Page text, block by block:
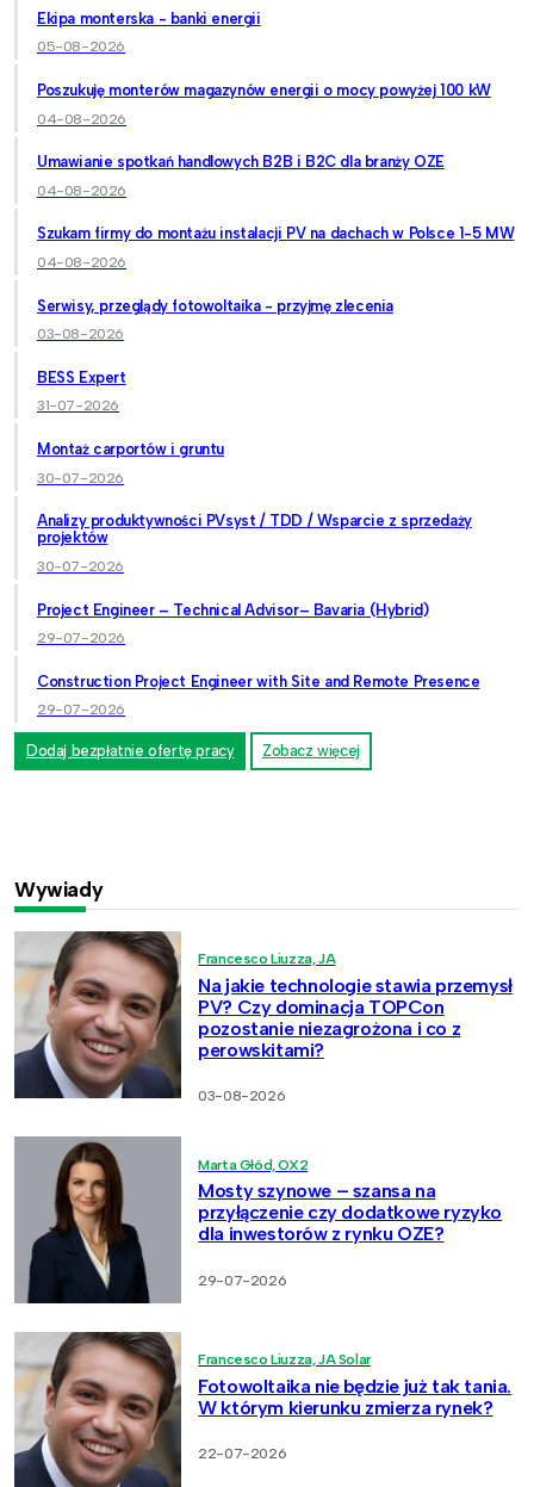
Ekipa monterska - banki energii
05-08-2026
Poszukuję monterów magazynów energii o mocy powyżej 100 kW
04-08-2026
Umawianie spotkań handlowych B2B i B2C dla branży OZE
04-08-2026
Szukam firmy do montażu instalacji PV na dachach w Polsce 1-5 MW
04-08-2026
Serwisy, przeglądy fotowoltaika - przyjmę zlecenia
03-08-2026
BESS Expert
31-07-2026
Montaż carportów i gruntu
30-07-2026
Analizy produktywności PVsyst / TDD / Wsparcie z sprzedaży
projektów
30-07-2026
Project Engineer – Technical Advisor– Bavaria (Hybrid)
29-07-2026
Construction Project Engineer with Site and Remote Presence
29-07-2026
Dodaj bezpłatnie ofertę pracy Zobacz więcej
Wywiady
Francesco Liuzza, JA
Na jakie technologie stawia przemysł
PV? Czy dominacja TOPCon
pozostanie niezagrożona i co z
perowskitami?
03-08-2026
Marta Głód, OX2
Mosty szynowe – szansa na
przyłączenie czy dodatkowe ryzyko
dla inwestorów z rynku OZE?
29-07-2026
Francesco Liuzza, JA Solar
Fotowoltaika nie będzie już tak tania.
W którym kierunku zmierza rynek?
22-07-2026